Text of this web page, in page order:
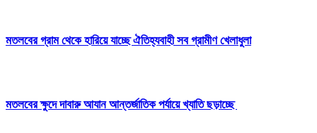
মতলবের গ্রাম থেকে হারিয়ে যাচ্ছে ঐতিহ্যবাহী সব গ্রামীণ খেলাধুলা
মতলবের ক্ষুদে দাবারু আযান আন্তর্জাতিক পর্যায়ে খ্যাতি ছড়াচ্ছে